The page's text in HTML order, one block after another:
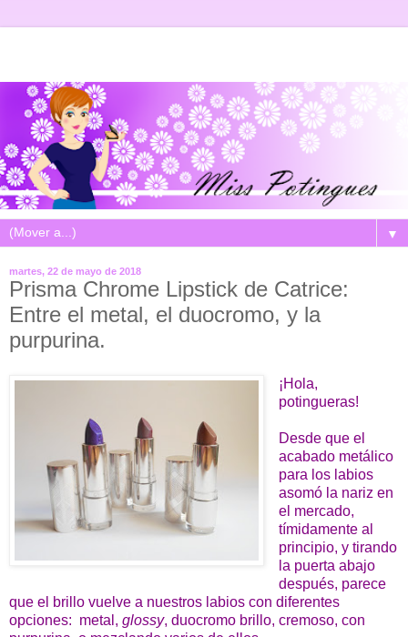
▼
martes, 22 de mayo de 2018
Prisma Chrome Lipstick de Catrice:
Entre el metal, el duocromo, y la
purpurina.
¡Hola,
potingueras!
Desde que el
acabado metálico
para los labios
asomó la nariz en
el mercado,
tímidamente al
principio, y tirando
la puerta abajo
después, parece
que el brillo vuelve a nuestros labios con diferentes
opciones: metal, glossy, duocromo brillo, cremoso, con